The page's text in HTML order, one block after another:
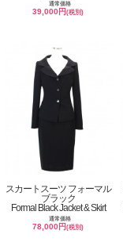
通常価格
39,000円(税別)
スカートスーツ フォーマル
ブラック
Formal Black Jacket & Skirt
通常価格
78,000円(税別)